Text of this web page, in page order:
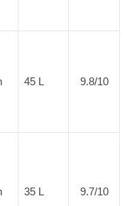
45 L 9.8/10
35 L 9.7/10